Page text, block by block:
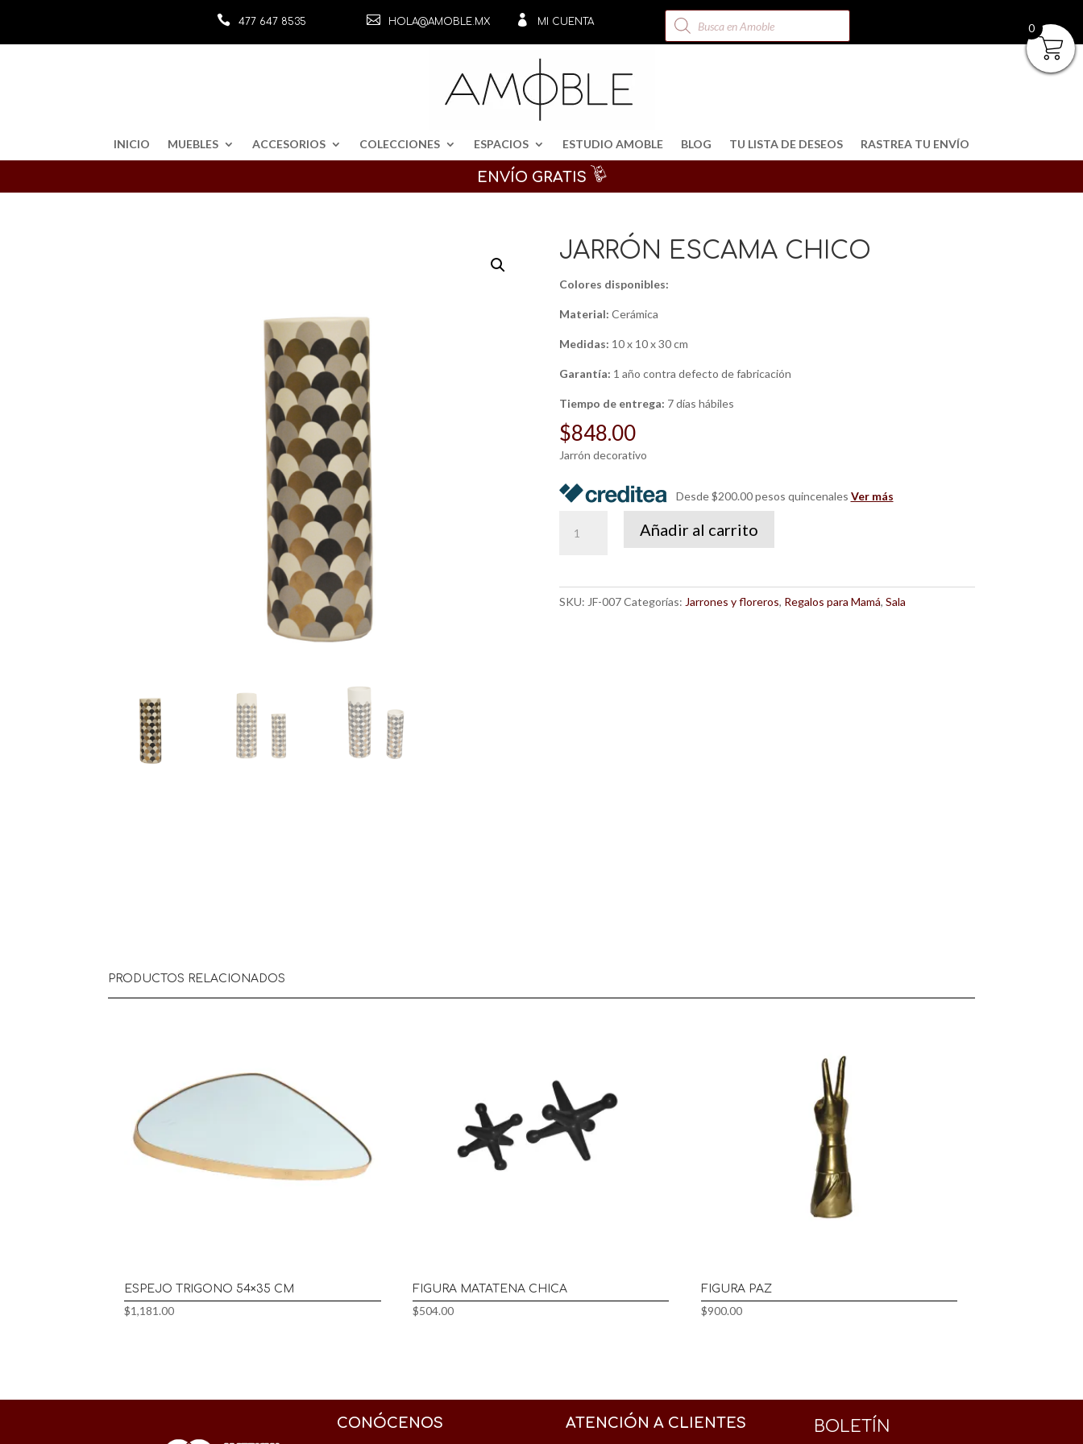
 477 647 8535  HOLA@AMOBLE.MX  MI CUENTA
Búsqueda
de
productos
INICIO MUEBLES ACCESORIOS COLECCIONES ESPACIOS ESTUDIO AMOBLE BLOG TU LISTA DE DESEOS RASTREA TU ENVÍO
ENVÍO GRATIS
JARRÓN ESCAMA CHICO
Colores disponibles:
Material: Cerámica
Medidas: 10 x 10 x 30 cm
Garantía: 1 año contra defecto de fabricación
Tiempo de entrega: 7 días hábiles
$848.00
Jarrón decorativo
Desde $200.00 pesos quincenales Ver más
Escama
Añadir al carrito
SKU: JF-007 Categorías: Jarrones y floreros, Regalos para Mamá, Sala
PRODUCTOS RELACIONADOS
ESPEJO TRIGONO 54×35 CM
$1,181.00
FIGURA MATATENA CHICA
$504.00
FIGURA PAZ
$900.00
CONÓCENOS ATENCIÓN A CLIENTES BOLETÍN
0